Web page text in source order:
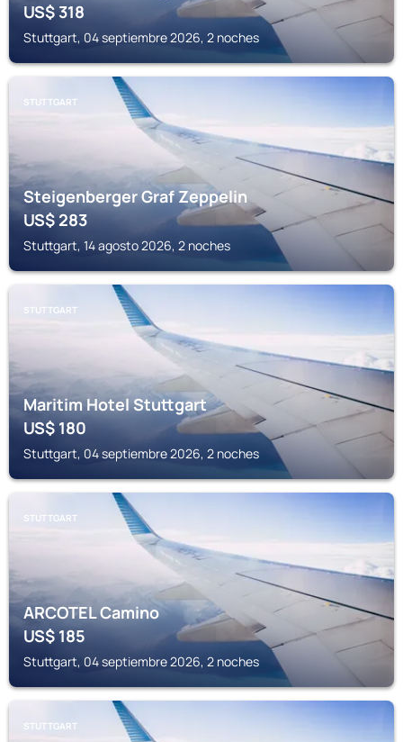
US$318
Stuttgart, 04 septiembre 2026, 2 noches
STUTTGART
Steigenberger Graf Zeppelin
US$283
Stuttgart, 14 agosto 2026, 2 noches
STUTTGART
Maritim Hotel Stuttgart
US$180
Stuttgart, 04 septiembre 2026, 2 noches
STUTTGART
ARCOTEL Camino
US$185
Stuttgart, 04 septiembre 2026, 2 noches
STUTTGART